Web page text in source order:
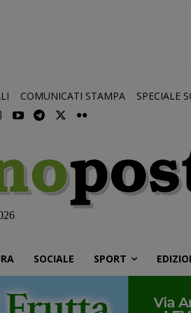
COMUNICATI STAMPA SPECIALE
SOCIALE SPORT